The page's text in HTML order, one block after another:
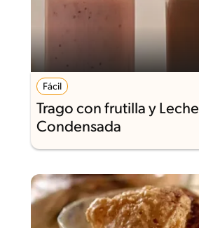
Fácil
Trago con frutilla y Leche
Condensada